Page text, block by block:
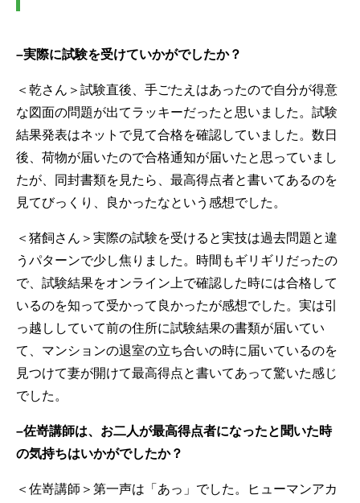
–実際に試験を受けていかがでしたか？
＜乾さん＞試験直後、手ごたえはあったので自分が得意
な図面の問題が出てラッキーだったと思いました。試験
結果発表はネットで見て合格を確認していました。数日
後、荷物が届いたので合格通知が届いたと思っていまし
たが、同封書類を見たら、最高得点者と書いてあるのを
見てびっくり、良かったなという感想でした。
＜猪飼さん＞実際の試験を受けると実技は過去問題と違
うパターンで少し焦りました。時間もギリギリだったの
で、試験結果をオンライン上で確認した時には合格して
いるのを知って受かって良かったが感想でした。実は引
っ越ししていて前の住所に試験結果の書類が届いてい
て、マンションの退室の立ち合いの時に届いているのを
見つけて妻が開けて最高得点と書いてあって驚いた感じ
でした。
–佐嵜講師は、お二人が最高得点者になったと聞いた時
の気持ちはいかがでしたか？
＜佐嵜講師＞第一声は「あっ」でした。ヒューマンアカ